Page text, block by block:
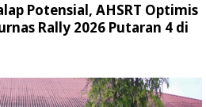
Potensial, AHSRT Optimis
Rally 2026 Putaran 4 di